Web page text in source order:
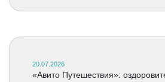
20.07.2026
«Авито Путешествия»: